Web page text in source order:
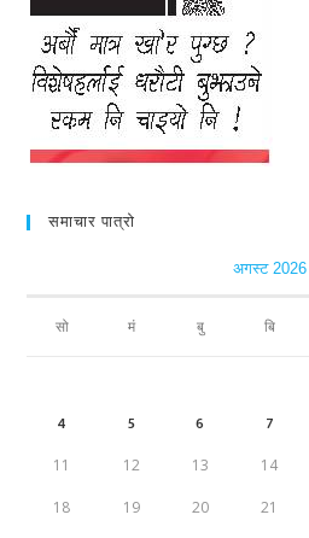
समाचार पात्रो
अगस्ट 2026
सो मं बु बि
4
5 6 7
11 12 13 14
18 19 20 21